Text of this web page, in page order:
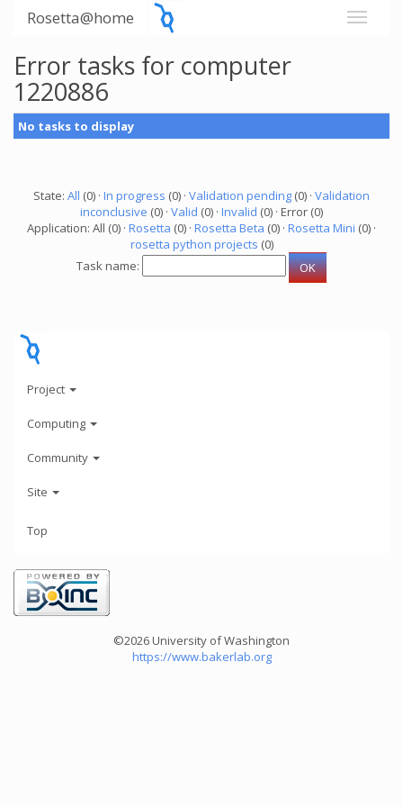
Rosetta@home
Error tasks for computer
1220886
No tasks to display
State: All (0) · In progress (0) · Validation pending (0) · Validation
inconclusive (0) · Valid (0) · Invalid (0) · Error (0)
Application: All (0) · Rosetta (0) · Rosetta Beta (0) · Rosetta Mini (0) ·
rosetta python projects (0)
Task name:
Project
Computing
Community
Site
Top
©2026 University of Washington
https://www.bakerlab.org